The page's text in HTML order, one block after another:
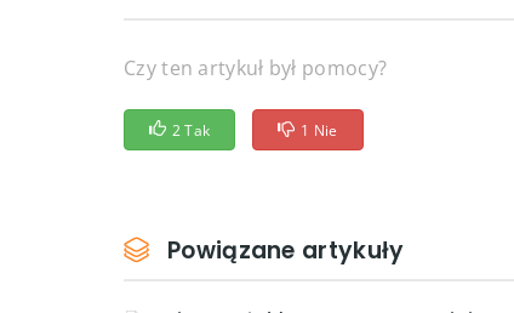
Tags: zależności php hosting współdzielony
instalacja laravel dhosting composer
Czy ten artykuł był pomocy?